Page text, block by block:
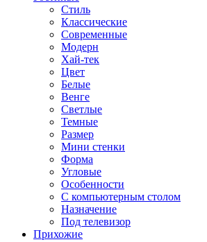
Стиль
Классические
Современные
Модерн
Хай-тек
Цвет
Белые
Венге
Светлые
Темные
Размер
Мини стенки
Форма
Угловые
Особенности
С компьютерным столом
Назначение
Под телевизор
Прихожие